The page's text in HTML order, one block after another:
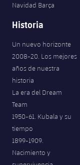
Navidad Barça
Historia
Un nuevo horizonte
2008-20. Los mejores
años de nuestra
historia
La era del Dream
Team
1950-61. Kubala y su
tiempo
1899-1909.
Nacimiento y